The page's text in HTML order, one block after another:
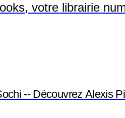
votre librairie
-- Découvrez Alexis